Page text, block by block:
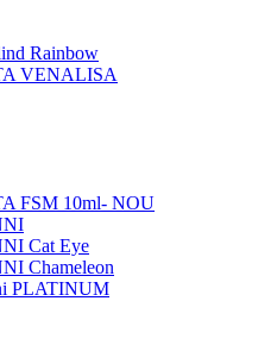
Rainbow
VENALISA
FSM 10ml- NOU
Cat Eye
Chameleon
PLATINUM